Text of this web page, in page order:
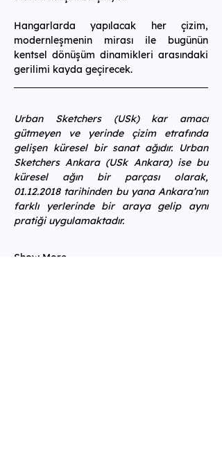
Hangarlarda yapılacak her çizim,
modernleşmenin mirası ile bugünün
kentsel dönüşüm dinamikleri arasındaki
gerilimi kayda geçirecek.
Urban Sketchers (USk) kar amacı
gütmeyen ve yerinde çizim etrafında
gelişen küresel bir sanat ağıdır. Urban
Sketchers Ankara (USk Ankara) ise bu
küresel ağın bir parçası olarak,
01.12.2018 tarihinden bu yana Ankara’nın
farklı yerlerinde bir araya gelip aynı
pratiği uygulamaktadır.
Show More